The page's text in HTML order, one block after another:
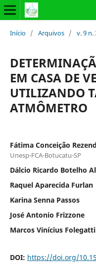
Início / Arquivos / v. 9 n.
EM CASA DE
UTILIZANDO
ATMÔMETRO
Fátima Conceição
Unesp-FCA-Botucatu-SP
Dálcio Ricardo Botelho
Raquel Aparecida Furlan
Karina Senna Passos
José Antonio Frizzone
Marcos Vinícius Folegatti
DOI: https://doi.org/